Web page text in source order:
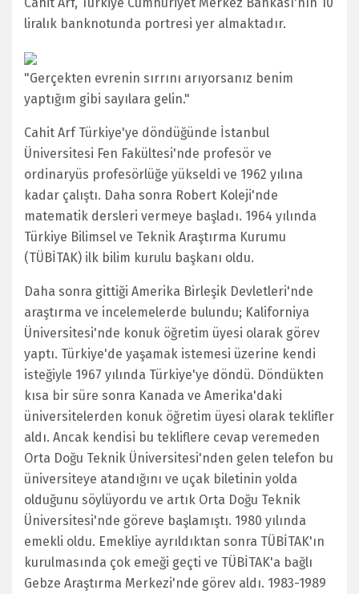
liralık banknotunda portresi yer almaktadır.
"Gerçekten evrenin sırrını arıyorsanız benim
yaptığım gibi sayılara gelin."
Cahit Arf Türkiye'ye döndüğünde İstanbul
Üniversitesi Fen Fakültesi'nde profesör ve
ordinaryüs profesörlüğe yükseldi ve 1962 yılına
kadar çalıştı. Daha sonra Robert Koleji'nde
matematik dersleri vermeye başladı. 1964 yılında
Türkiye Bilimsel ve Teknik Araştırma Kurumu
(TÜBİTAK) ilk bilim kurulu başkanı oldu.
Daha sonra gittiği Amerika Birleşik Devletleri'nde
araştırma ve incelemelerde bulundu; Kaliforniya
Üniversitesi'nde konuk öğretim üyesi olarak görev
yaptı. Türkiye'de yaşamak istemesi üzerine kendi
isteğiyle 1967 yılında Türkiye'ye döndü. Döndükten
kısa bir süre sonra Kanada ve Amerika'daki
üniversitelerden konuk öğretim üyesi olarak teklifler
aldı. Ancak kendisi bu tekliflere cevap veremeden
Orta Doğu Teknik Üniversitesi'nden gelen telefon bu
üniversiteye atandığını ve uçak biletinin yolda
olduğunu söylüyordu ve artık Orta Doğu Teknik
Üniversitesi'nde göreve başlamıştı. 1980 yılında
emekli oldu. Emekliye ayrıldıktan sonra TÜBİTAK'ın
kurulmasında çok emeği geçti ve TÜBİTAK'a bağlı
Gebze Araştırma Merkezi'nde görev aldı. 1983-1989